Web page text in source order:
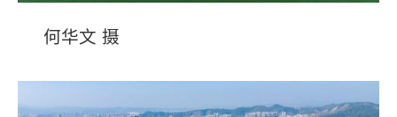
何华文 摄